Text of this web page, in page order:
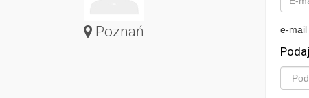
Poznań e-mail